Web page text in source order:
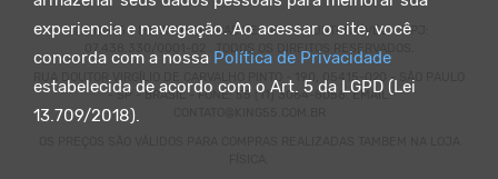
experiencia e navegação. Ao acessar o site, você
concorda com a nossa Política de Privacidade
estabelecida de acordo com o Art. 5 da LGPD (Lei
13.709/2018).
© KING55 - LOJA DE ROUPAS VEGANO E SUSTENTÁVEL. CNPJ:
07.438.330/0001-02 . TODOS OS DIREITOS RESERVADOS.
RUA DOUTOR VIRGÍLIO DE CARVALHO PINTO - 190, 05415-020 - SÃO PAULO
- SP - BRASIL - FONE: 55 (11) 3064-8056. EMAIL: